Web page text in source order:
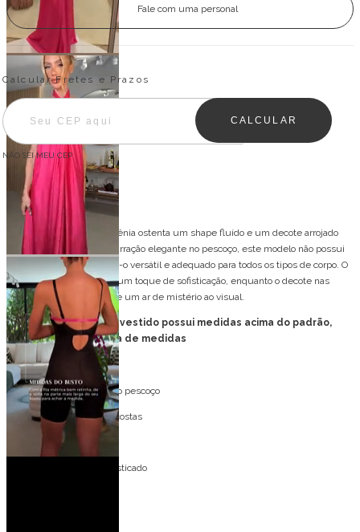
Fale com uma personal
Entregas para o CEP:
Calcular Fretes e Prazos
CALCULAR
NÃO SEI MEU CEP
Descrição
Vestido de festa longo Quênia ostenta um shape fluído e um decote arrojado
nas costas. Com uma amarração elegante no pescoço, este modelo não possui
decote no busto, tornando-o versátil e adequado para todos os tipos de corpo. O
tecido em cetim adiciona um toque de sofisticação, enquanto o decote nas
costas traz sensualidade e um ar de mistério ao visual.
FORMA GRANDE: esse vestido possui medidas acima do padrão,
favor consultar tabela de medidas
Detalhes do modelo:
Amarração elegante no pescoço
Decote profundo nas costas
Sem decote no busto
Caimento fluido e sofisticado